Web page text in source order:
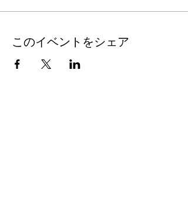
レベルでの作業経験が必要です。ご不明な点
ださい。あなたがこのプログラムに適してい
このイベントをシェア